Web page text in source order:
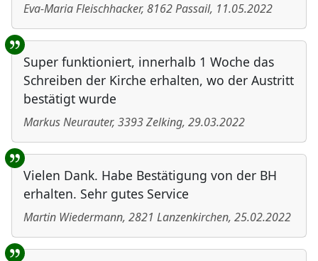
Eva-Maria Fleischhacker, 8162Passail, 11.05.2022
Super funktioniert, innerhalb 1 Woche das
Schreiben der Kirche erhalten, wo der Austritt
bestätigt wurde
Markus Neurauter, 3393Zelking, 29.03.2022
Vielen Dank. Habe Bestätigung von der BH
erhalten. Sehr gutes Service
Martin Wiedermann, 2821 Lanzenkirchen, 25.02.2022